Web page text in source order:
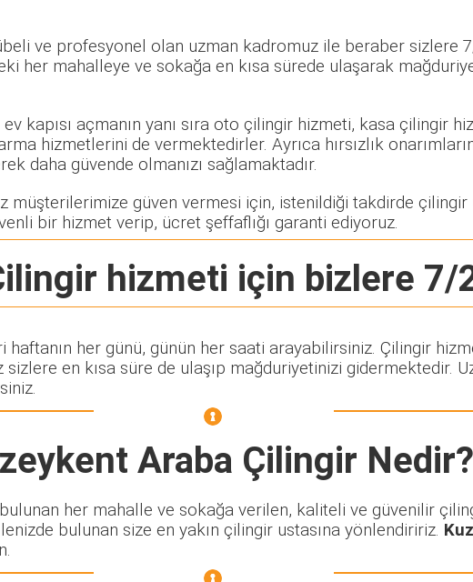
ve profesyonel olan uzman kadromuz ile beraber sizlere
her mahalleye ve sokağa en kısa sürede ulaşarak
kapısı açmanın yanı sıra oto çilingir hizmeti, kasa çilingir
hizmetlerini de vermektedirler. Ayrıca hırsızlık
daha güvende olmanızı sağlamaktadır.
müşterilerimize güven vermesi için, istenildiği takdirde çilingir
bir hizmet verip, ücret şeffaflığı garanti ediyoruz.
hizmeti için bizlere
haftanın her günü, günün her saati arayabilirsiniz. Çilingir
en kısa süre de ulaşıp mağduriyetinizi gidermektedir.
Araba Çilingir Nedir?
her mahalle ve sokağa verilen, kaliteli ve güvenilir
bulunan size en yakın çilingir ustasına yönlendiririz.